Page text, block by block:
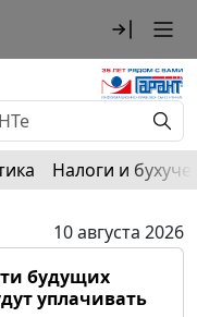
Налоги и
10 августа 2026
будущих
уплачивать